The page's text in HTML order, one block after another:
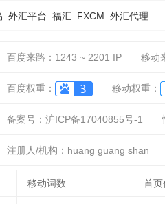
外汇平台_福汇_FXCM_外汇代理
百度来路： 1243 ~ 2201 IP 移动
百度权重： 移动权重：
备案号：沪ICP备17040855号-1
注册人/机构：huang guang shan
移动词数 首页